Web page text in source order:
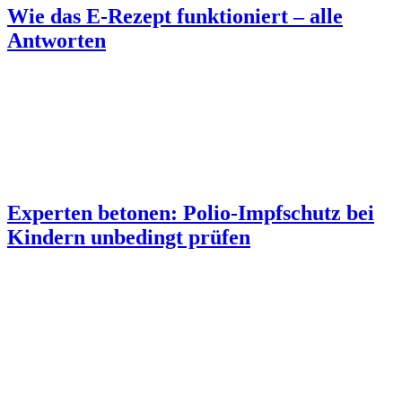
Wie das E-Rezept funktioniert – alle
Antworten
Experten betonen: Polio-Impfschutz bei
Kindern unbedingt prüfen